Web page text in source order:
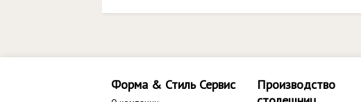
Форма & Стиль Сервис
Производство